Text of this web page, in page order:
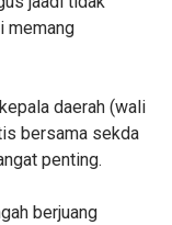
memang
daerah (wali
bersama sekda
penting.
berjuang